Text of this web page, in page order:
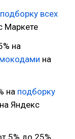
подборку всех
Маркете
на
на
на подборку
на Яндекс
5% до 25%